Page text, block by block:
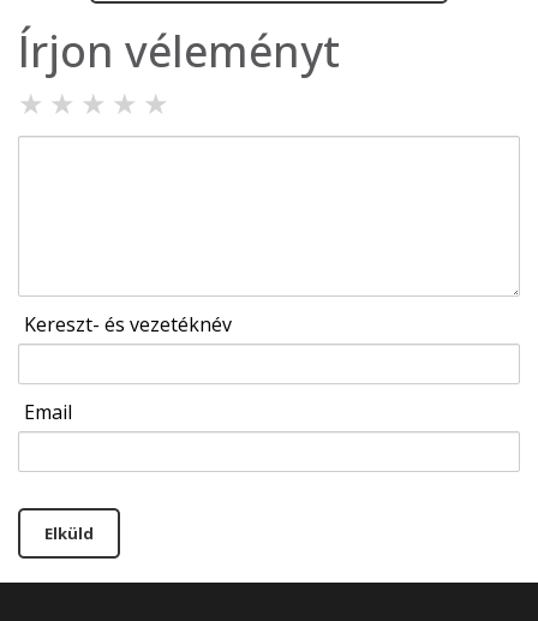
Írjon véleményt
★ ★ ★ ★ ★
Kereszt- és vezetéknév
Email
Elküld